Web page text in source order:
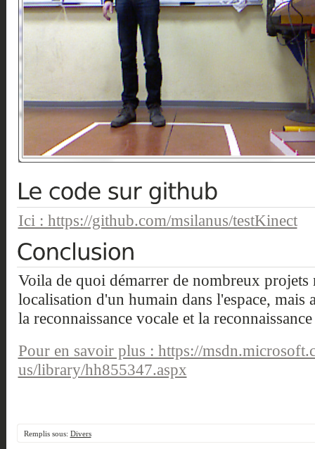
Ici : https://github.com/msilanus/testKinect
Voila de quoi démarrer de nombreux projets
localisation d'un humain dans l'espace, mais
la reconnaissance vocale et la
Pour en savoir plus : https://
us/library/hh855347.aspx
Remplis sous: Divers